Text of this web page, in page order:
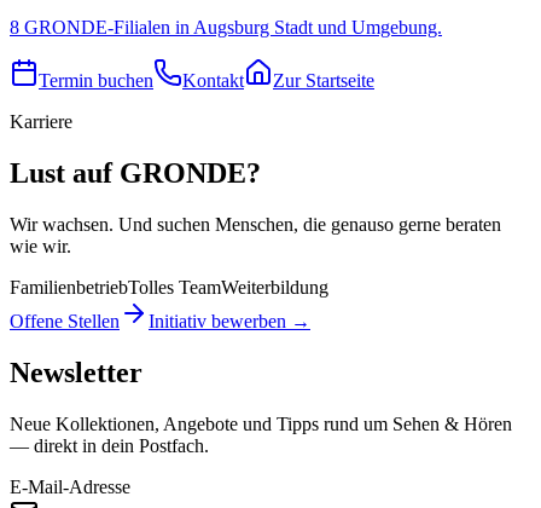
8 GRONDE-Filialen in Augsburg Stadt und Umgebung.
Termin buchen Kontakt
Zur Startseite
Karriere
Lust auf GRONDE?
Wir wachsen. Und suchen Menschen, die genauso gerne beraten
wie wir.
FamilienbetriebTolles TeamWeiterbildung
Offene Stellen
Initiativ bewerben →
Newsletter
Neue Kollektionen, Angebote und Tipps rund um Sehen & Hören
— direkt in dein Postfach.
E-Mail-Adresse